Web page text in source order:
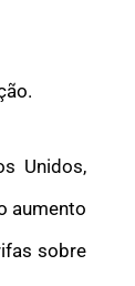
Unidos,
aumento
sobre